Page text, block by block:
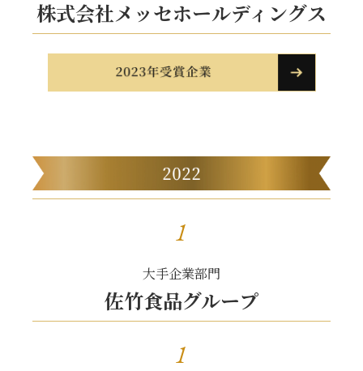
株式会社メッセホールディングス
1
大手企業部門
佐竹食品グループ
1